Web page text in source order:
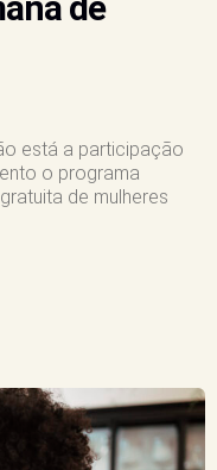
está a participação
o programa
de mulheres